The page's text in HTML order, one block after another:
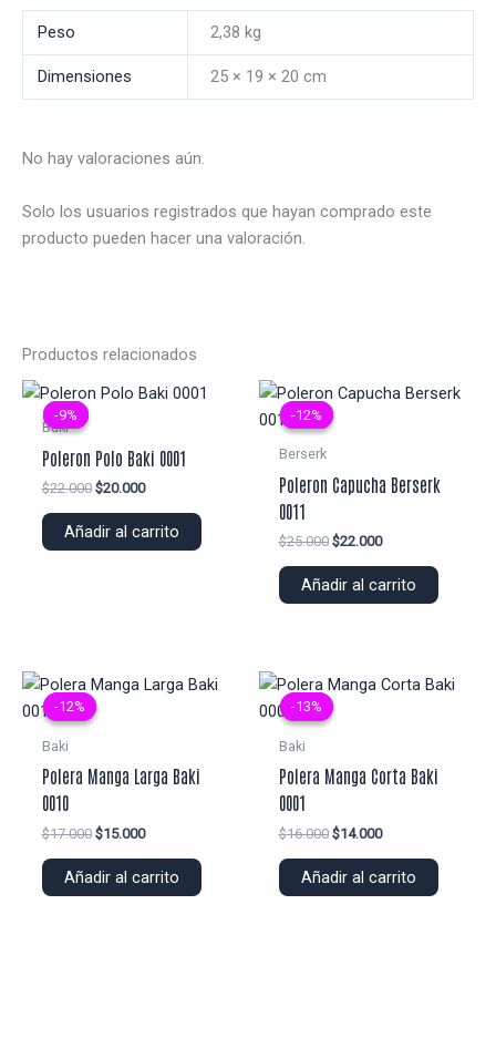
Peso 2,38 kg
Dimensiones 25 × 19 × 20 cm
No hay valoraciones aún.
Solo los usuarios registrados que hayan comprado este
producto pueden hacer una valoración.
Productos relacionados
-9%
-9%
Baki
Poleron Polo Baki 0001
$22.000 El
original
$20.000El
actual
Añadir al carrito
-12%
-12%
Berserk
Poleron Capucha Berserk
0011
$25.000 El
original
$22.000El
actual
Añadir al carrito
-12%
-12%
Baki
Polera Manga Larga Baki
0010
$17.000 El
original
$15.000El
actual
Añadir al carrito
-13%
-13%
Baki
Polera Manga Corta Baki
0001
$16.000 El
original
$14.000El
actual
Añadir al carrito